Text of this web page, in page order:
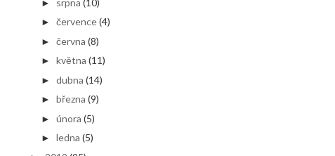
►
►července(4)
►června (8)
►května (11)
►dubna (14)
►března (9)
►února (5)
►ledna (5)